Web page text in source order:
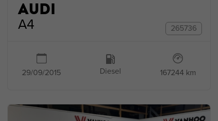
AUDI
A4 265736
29/09/2015 Diesel 167244 km